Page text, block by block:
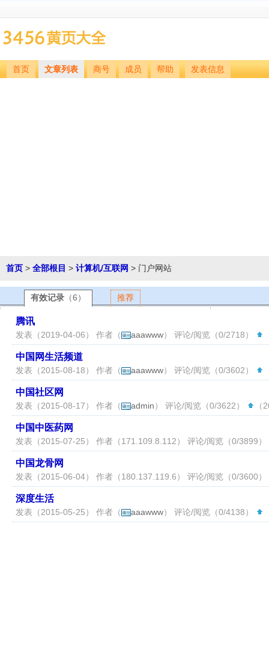
首页 文章列表 商号 成员 帮助 发表信息
首页 > 全部根目 > 计算机/互联网 > 门户网站
有效记录 （6） 推荐
腾讯
发表（2019-04-06） 作者（ aaawww） 评论/阅览（0/2718）
中国网生活频道
发表（2015-08-18） 作者（ aaawww） 评论/阅览（0/3602）
中国社区网
发表（2015-08-17） 作者（ admin） 评论/阅览（0/3622）
中国中医药网
发表（2015-07-25） 作者（171.109.8.112） 评论/阅览（0/3899）
中国龙骨网
发表（2015-06-04） 作者（180.137.119.6） 评论/阅览（0/3600）
深度生活
发表（2015-05-25） 作者（ aaawww） 评论/阅览（0/4138）